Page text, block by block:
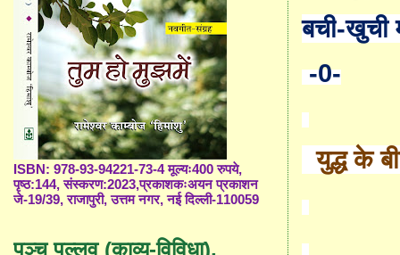
बची-खुची
-0-
युद्ध के
ISBN: 978-93-94221-73-4 मूल्यः400 रुपये,
पृष्ठ:144, संस्करण:2023,प्रकाशकःअयन प्रकाशन
जे-19/39, राजापुरी, उत्तम नगर, नई दिल्ली-110059
पञ्च पल्लव (काव्य-विविधा),